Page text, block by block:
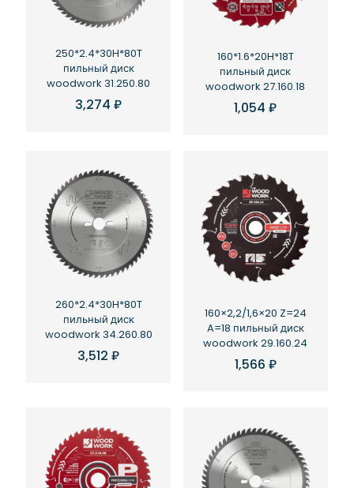
250*2.4*30H*80T
пильный диск
woodwork 31.250.80
3,274₽
160*1.6*20H*18T
пильный диск
woodwork 27.160.18
1,054₽
260*2.4*30H*80T
пильный диск
woodwork 34.260.80
3,512₽
160×2,2/1,6×20 Z=24
A=18 пильный диск
woodwork 29.160.24
1,566 ₽